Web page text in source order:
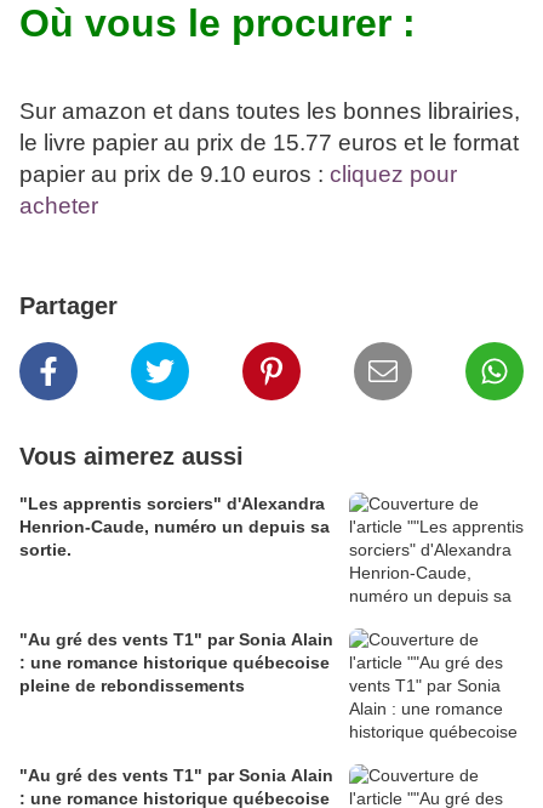
Où vous le procurer :
Sur amazon et dans toutes les bonnes librairies,
le livre papier au prix de 15.77 euros et le format
papier au prix de 9.10 euros : cliquez pour
acheter
Partager
Vous aimerez aussi
"Les apprentis sorciers" d'Alexandra
Henrion-Caude, numéro un depuis sa
sortie.
"Au gré des vents T1" par Sonia Alain
: une romance historique québecoise
pleine de rebondissements
"Au gré des vents T1" par Sonia Alain
: une romance historique québecoise